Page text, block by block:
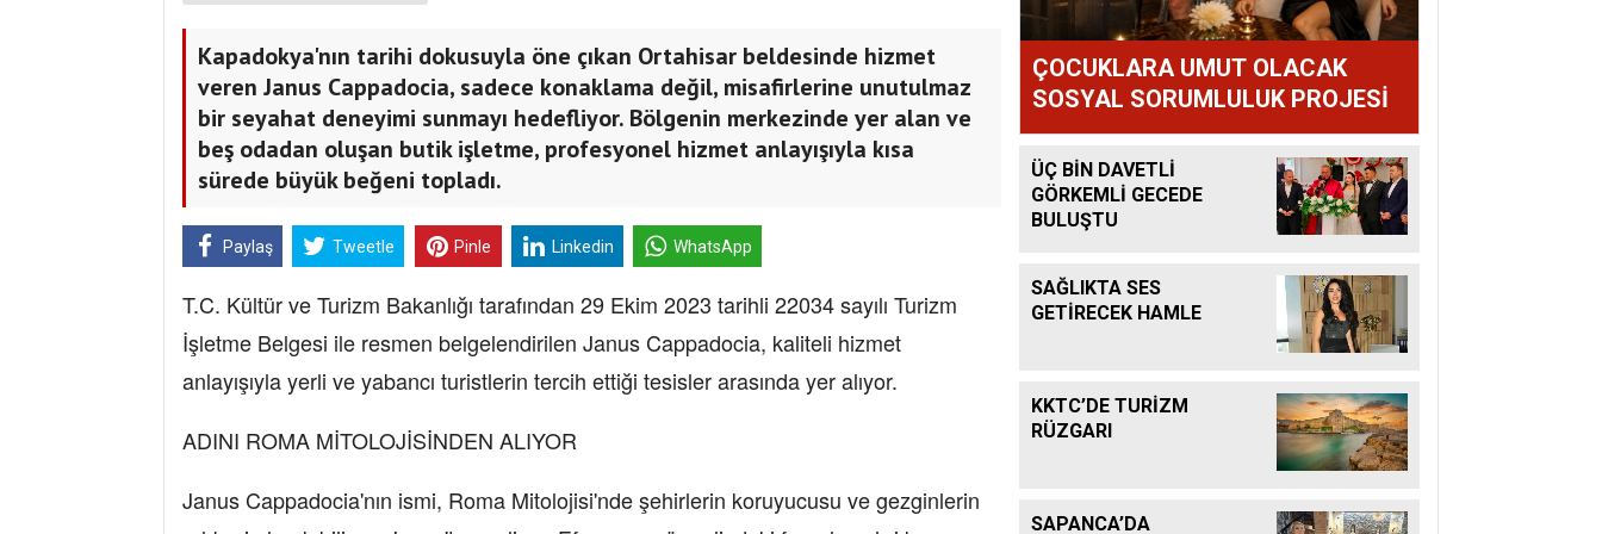
Kapadokya'nın tarihi dokusuyla öne çıkan Ortahisar beldesinde hizmet
veren Janus Cappadocia, sadece konaklama değil, misafirlerine unutulmaz
bir seyahat deneyimi sunmayı hedefliyor. Bölgenin merkezinde yer alan ve
beş odadan oluşan butik işletme, profesyonel hizmet anlayışıyla kısa
sürede büyük beğeni topladı.
Paylaş Tweetle Pinle Linkedin WhatsApp
T.C. Kültür ve Turizm Bakanlığı tarafından 29 Ekim 2023 tarihli 22034 sayılı Turizm
İşletme Belgesi ile resmen belgelendirilen Janus Cappadocia, kaliteli hizmet
anlayışıyla yerli ve yabancı turistlerin tercih ettiği tesisler arasında yer alıyor.
ADINI ROMA MİTOLOJİSİNDEN ALIYOR
Janus Cappadocia'nın ismi, Roma Mitolojisi'nde şehirlerin koruyucusu ve gezginlerin
ÇOCUKLARA UMUT OLACAK
SOSYAL SORUMLULUK PROJESİ
ÜÇ BİN DAVETLİ
GÖRKEMLİ GECEDE
BULUŞTU
SAĞLIKTA SES
GETİRECEK HAMLE
KKTC’DE TURİZM
RÜZGARI
SAPANCA’DA